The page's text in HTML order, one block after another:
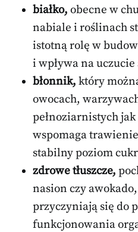
białko, obecne w
nabiale i roślinach
istotną rolę w
i wpływa na uczucie
błonnik, który
owocach,
pełnoziarnistych jak
wspomaga
stabilny poziom
zdrowe tłuszcze,
nasion czy
przyczyniają się do
funkcjonowania